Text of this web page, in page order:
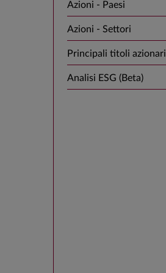
Azioni - Paesi
Azioni - Settori
Principali titoli azionari
Analisi ESG (Beta)